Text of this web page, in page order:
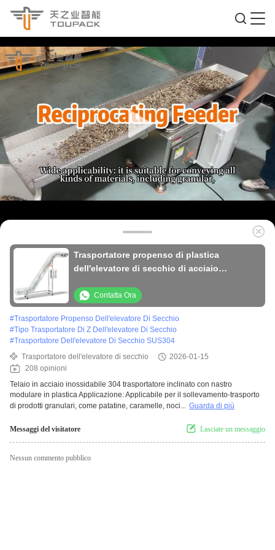
Trasportatore propenso di plastica
dell'elevatore di secchio di acciaio
Contatta Ora
#Trasportatore Propenso Dell'elevatore Di Secchio
#Tipo Trasportatore Di Z Dell'elevatore Di Secchio
#Trasportatore Dell'elevatore Di Secchio SUS304
Trasportatore dell'elevatore di secchio
2026-01-15
208 opinioni
Telaio in acciaio inossidabile 304 trasportatore inclinato con nastro
modulare in plastica Applicazione: Applicabile per il sollevamento-trasporto
di prodotti granulari, come patatine, caramelle, noci... Guarda di più
Messaggi del visitatore Lasciate un messaggio
Nessun commento pubblico